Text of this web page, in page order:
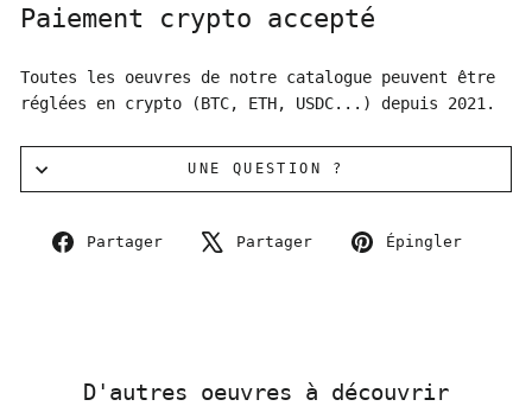
Paiement crypto accepté
Toutes les oeuvres de notre catalogue peuvent être
réglées en crypto (BTC, ETH, USDC...) depuis 2021.
UNE QUESTION ?
Partager
PartagerPartager
TweeterÉpingler
D'autres oeuvres à découvrir